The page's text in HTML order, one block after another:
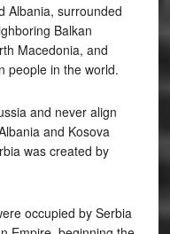
Albania, surrounded
Balkan
Macedonia, and
people in the world.
and never align
and Kosova
was created by
occupied by Serbia